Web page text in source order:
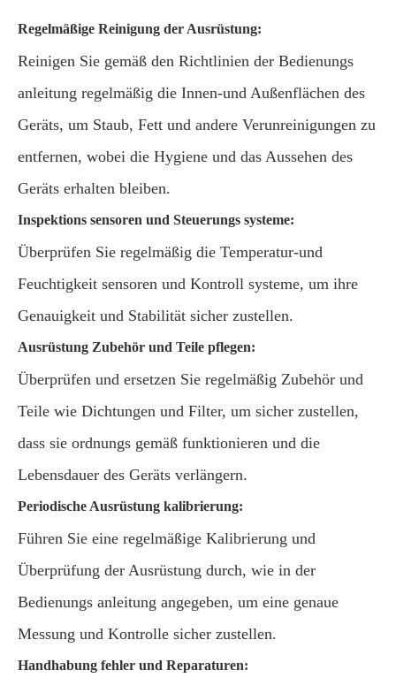
Regelmäßige Reinigung der Ausrüstung:
Reinigen Sie gemäß den Richtlinien der Bedienungs
anleitung regelmäßig die Innen-und Außenflächen des
Geräts, um Staub, Fett und andere Verunreinigungen zu
entfernen, wobei die Hygiene und das Aussehen des
Geräts erhalten bleiben.
Inspektions sensoren und Steuerungs systeme:
Überprüfen Sie regelmäßig die Temperatur-und
Feuchtigkeit sensoren und Kontroll systeme, um ihre
Genauigkeit und Stabilität sicher zustellen.
Ausrüstung Zubehör und Teile pflegen:
Überprüfen und ersetzen Sie regelmäßig Zubehör und
Teile wie Dichtungen und Filter, um sicher zustellen,
dass sie ordnungs gemäß funktionieren und die
Lebensdauer des Geräts verlängern.
Periodische Ausrüstung kalibrierung:
Führen Sie eine regelmäßige Kalibrierung und
Überprüfung der Ausrüstung durch, wie in der
Bedienungs anleitung angegeben, um eine genaue
Messung und Kontrolle sicher zustellen.
Handhabung fehler und Reparaturen: